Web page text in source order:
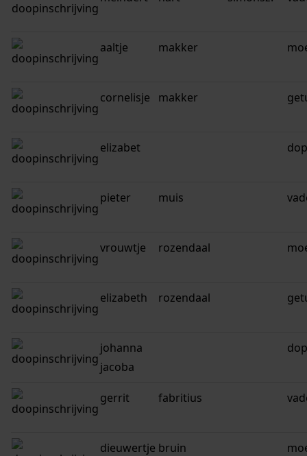
aaltje makker
cornelisje makker
elizabet
pieter muis
vrouwtje rozendaal
elizabeth rozendaal
johanna
jacoba
gerrit fabritius
dieuwertje bruin